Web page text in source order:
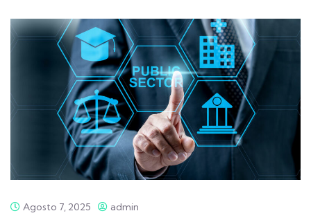
Agosto 7, 2025 admin